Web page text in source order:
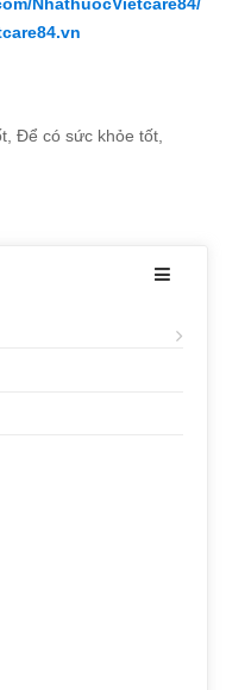
Để có sức khỏe tốt